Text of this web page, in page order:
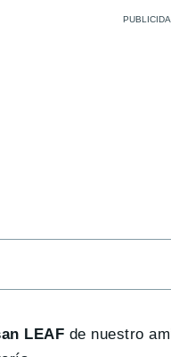
LEAF de nuestro